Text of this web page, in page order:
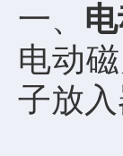
一、
电动
子放入